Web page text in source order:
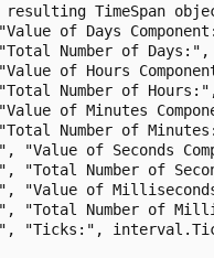
TimeSpan
of Days
Number of
of Hours
Number of
of Minutes
Number of
of Seconds
Number of
"Value of
"Total Number of
"Ticks:",